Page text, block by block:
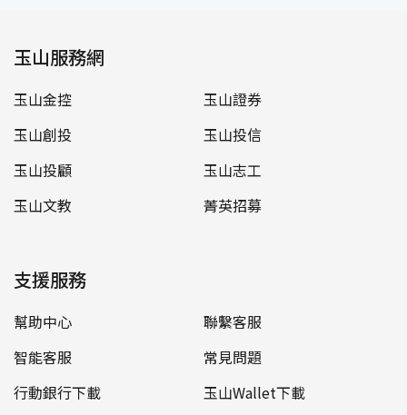
玉山服務網
玉山金控
玉山證券
玉山創投
玉山投信
玉山投顧
玉山志工
玉山文教
菁英招募
支援服務
幫助中心
聯繫客服
智能客服
常見問題
行動銀行下載
玉山Wallet下載